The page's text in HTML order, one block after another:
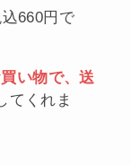
660円で
い物で、送
てくれま